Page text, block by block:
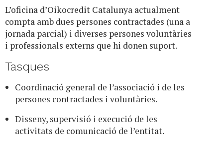
L’oficina d’Oikocredit Catalunya actualment
compta amb dues persones contractades (una a
jornada parcial) i diverses persones voluntàries
i professionals externs que hi donen suport.
Tasques
Coordinació general de l’associació i de les
persones contractades i voluntàries.
Disseny, supervisió i execució de les
activitats de comunicació de l’entitat.